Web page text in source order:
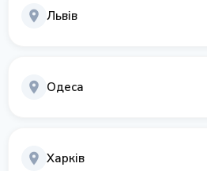
Львів
Одеса
Харків